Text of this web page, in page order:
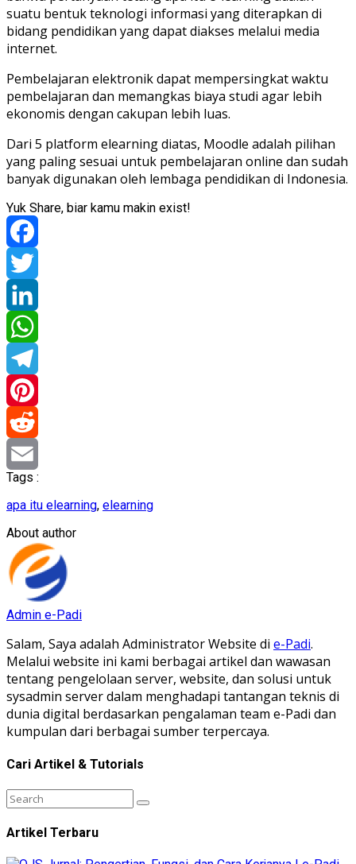
suatu bentuk teknologi informasi yang diterapkan di
bidang pendidikan yang dapat diakses melalui media
internet.
Pembelajaran elektronik dapat mempersingkat waktu
pembelajaran dan memangkas biaya studi agar lebih
ekonomis dengan cakupan lebih luas.
Dari 5 platform elearning diatas, Moodle adalah pilihan
yang paling sesuai untuk pembelajaran online dan sudah
banyak digunakan oleh lembaga pendidikan di Indonesia.
Yuk Share, biar kamu makin exist!
Facebook
Twitter
LinkedIn
WhatsApp
Telegram
Pinterest
Reddit
Email
Tags :
apa itu elearning, elearning
About author
Admin e-Padi
Salam, Saya adalah Administrator Website di e-Padi.
Melalui website ini kami berbagai artikel dan wawasan
tentang pengelolaan server, website, dan solusi untuk
sysadmin server dalam menghadapi tantangan teknis di
dunia digital berdasarkan pengalaman team e-Padi dan
kumpulan dari berbagai sumber terpercaya.
Cari Artikel & Tutorials
Artikel Terbaru